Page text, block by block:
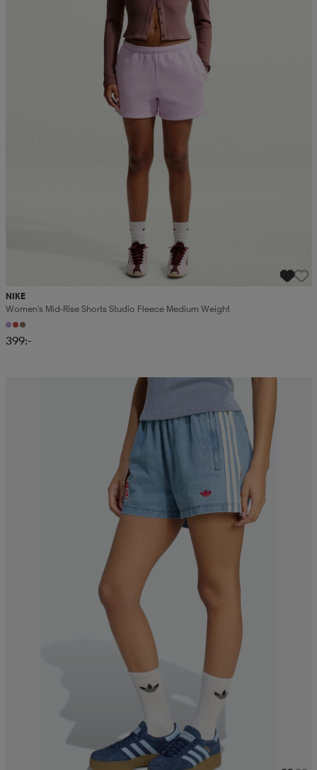
NIKE
Women's Mid-Rise Shorts Studio Fleece Medium Weight
399:-